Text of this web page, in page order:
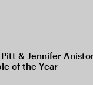
Pitt & Jennifer
of the Year